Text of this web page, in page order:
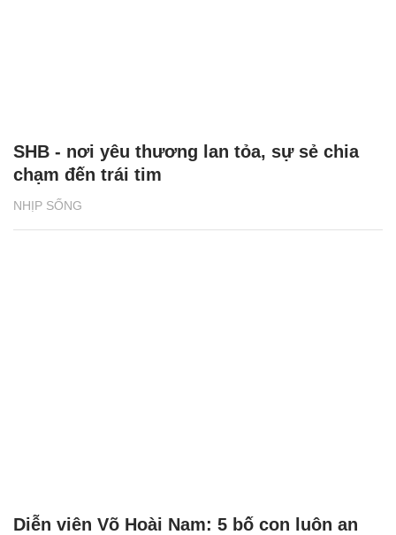
NHỊP SỐNG
SHB - nơi yêu thương lan tỏa, sự sẻ chia
chạm đến trái tim
Diễn viên Võ Hoài Nam: 5 bố con luôn an